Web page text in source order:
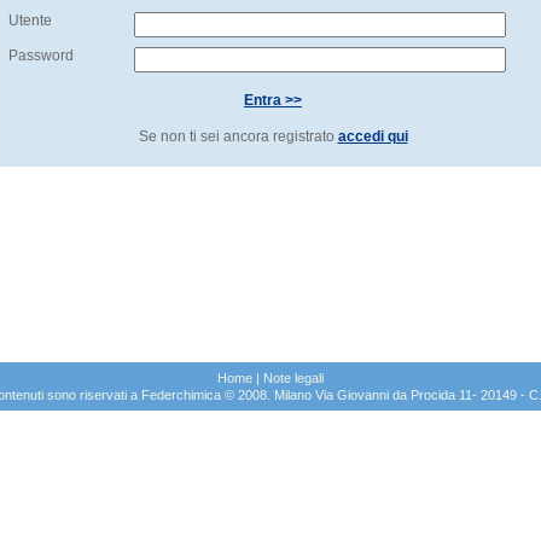
Utente
Password
Entra >>
Se non ti sei ancora registrato accedi qui
Home | Note legali
sono riservati a Federchimica © 2008. Milano Via Giovanni da Procida 11- 20149 -